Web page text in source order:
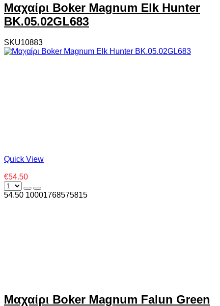
Μαχαίρι Boker Magnum Elk Hunter
BK.05.02GL683
SKU10883
Quick View
€54.50
54.50 10001768575815
Μαχαίρι Boker Magnum Falun Green